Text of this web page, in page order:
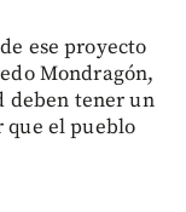
ese proyecto
Mondragón,
deben tener un
que el pueblo